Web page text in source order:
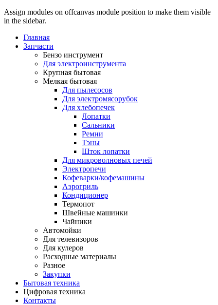
Assign modules on offcanvas module position to make them visible
in the sidebar.
Главная
Запчасти
Бензо инструмент
Для электроинструмента
Крупная бытовая
Мелкая бытовая
Для пылесосов
Для электромясорубок
Для хлебопечек
Лопатки
Сальники
Ремни
Тэны
Шток лопатки
Для микроволновых печей
Электропечи
Кофеварки/кофемашины
Аэрогриль
Кондиционер
Термопот
Швейные машинки
Чайники
Автомойки
Для телевизоров
Для кулеров
Расходные материалы
Разное
Закупки
Бытовая техника
Цифровая техника
Контакты